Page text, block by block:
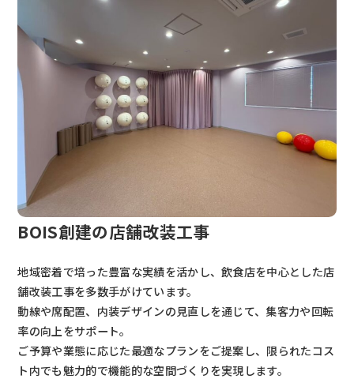
BOIS創建の店舗改装工事
地域密着で培った豊富な実績を活かし、飲食店を中心とした店
舗改装工事を多数手がけています。
動線や席配置、内装デザインの見直しを通じて、集客力や回転
率の向上をサポート。
ご予算や業態に応じた最適なプランをご提案し、限られたコス
ト内でも魅力的で機能的な空間づくりを実現します。